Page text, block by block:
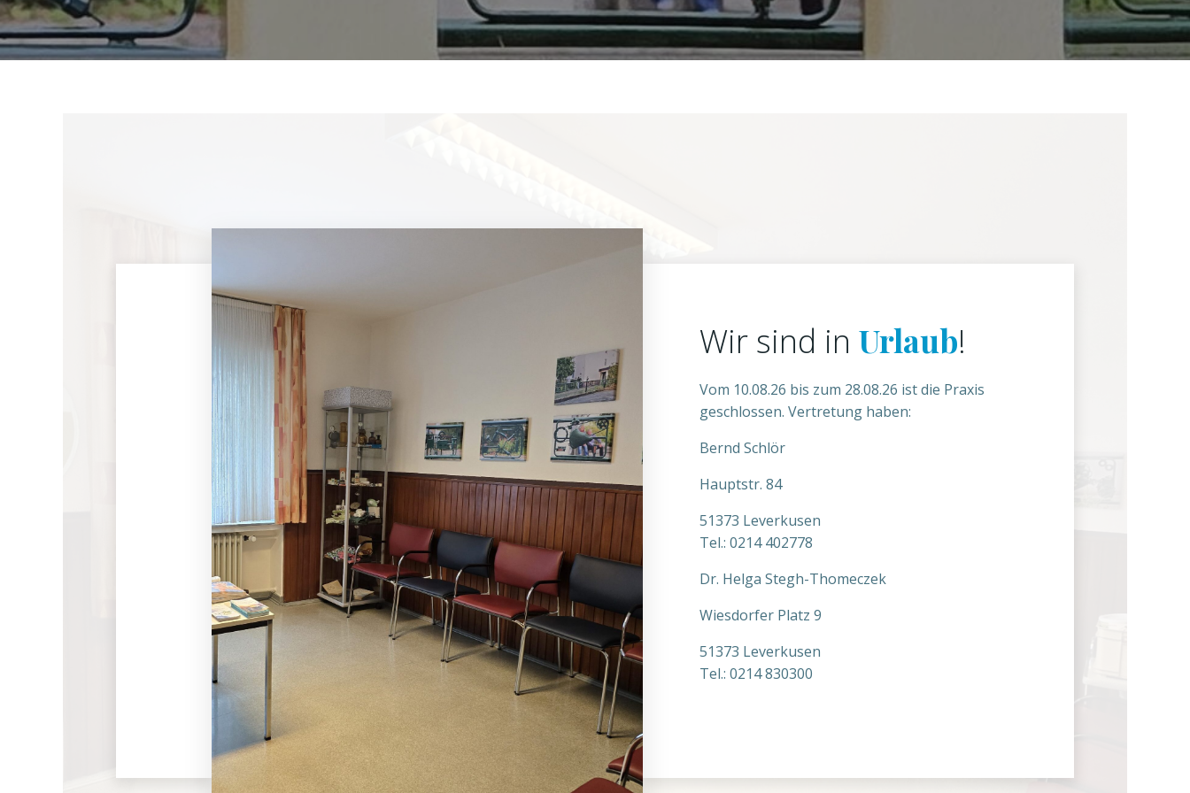
Wir sind inUrlaub!
Vom 10.08.26 bis zum 28.08.26 ist die Praxis
geschlossen. Vertretung haben:
Bernd Schlör
Hauptstr. 84
51373 Leverkusen
Tel.: 0214 402778
Dr. Helga Stegh-Thomeczek
Wiesdorfer Platz 9
51373 Leverkusen
Tel.: 0214 830300